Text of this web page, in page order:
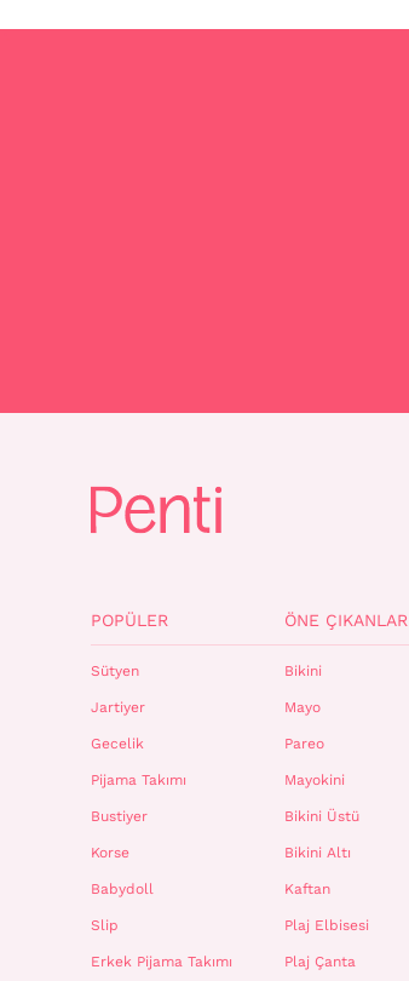
POPÜLER
Sütyen
Jartiyer
Gecelik
Pijama Takımı
Bustiyer
Korse
Babydoll
Slip
Erkek Pijama Takımı
ÖNE ÇIKANLAR
Bikini
Mayo
Pareo
Mayokini
Bikini Üstü
Bikini Altı
Kaftan
Plaj Elbisesi
Plaj Çanta